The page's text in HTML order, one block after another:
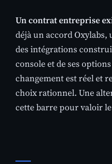
Un contrat entreprise
déjà un accord Oxylabs,
des intégrations
console et de ses
changement est réel et
choix rationnel. Une
cette barre pour valoir